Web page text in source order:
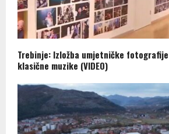
Trebinje: Izložba umjetničke
klasične muzike (VIDEO)